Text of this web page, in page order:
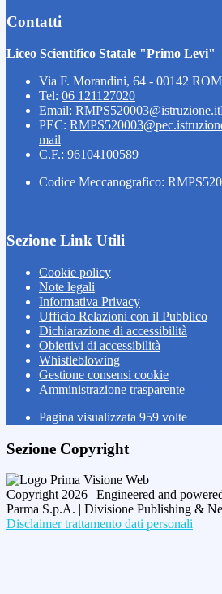
Contatti
Liceo Scientifico Statale "Primo Levi"
Via F. Morandini, 64 - 00142
Tel: 06 121127020
Email: RMPS520003@istruzione.it
PEC:
mail
C.F.: 96104100589
Codice Meccanografico:
Sezione Link Utili
Cookie policy
Note legali
Informativa Privacy
Ufficio Relazioni con il Pubblico
Dichiarazione di accessibilità
Obiettivi di accessibilità
Whistleblowing
Gestione consensi cookie
Amministrazione trasparente
Pagina visualizzata 959 volte
Sezione Copyright
Copyright 2026 | Engineered and
Parma S.p.A. | Divisione Publishing &
Disclaimer trattamento dati personali